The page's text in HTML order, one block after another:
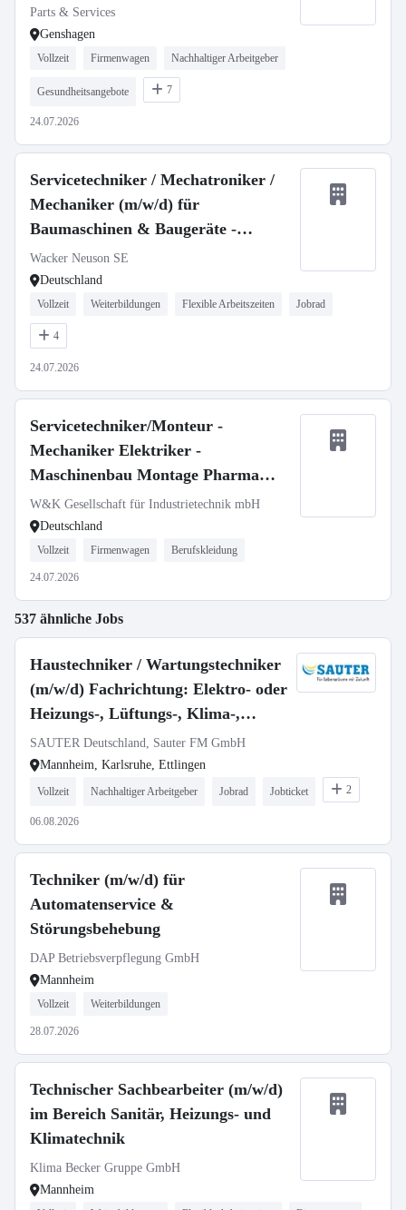
Parts & Services
Genshagen
Vollzeit Firmenwagen Nachhaltiger Arbeitgeber
Gesundheitsangebote 7
24.07.2026
Servicetechniker / Mechatroniker /
Mechaniker (m/w/d) für
Baumaschinen & Baugeräte -
stationär oder mobil
Wacker Neuson SE
Deutschland
Vollzeit Weiterbildungen Flexible Arbeitszeiten Jobrad
4
24.07.2026
Servicetechniker/Monteur -
Mechaniker Elektriker -
Maschinenbau Montage Pharma
Medizintechnik (m/w/d)
W&K Gesellschaft für Industrietechnik mbH
Deutschland
Vollzeit Firmenwagen Berufskleidung
24.07.2026
537 ähnliche Jobs
Haustechniker / Wartungstechniker
(m/w/d) Fachrichtung: Elektro- oder
Heizungs-, Lüftungs-, Klima-,
Sanitärtechnik
SAUTER Deutschland, Sauter FM GmbH
Mannheim, Karlsruhe, Ettlingen
Vollzeit Nachhaltiger Arbeitgeber Jobrad Jobticket 2
06.08.2026
Techniker (m/w/d) für
Automatenservice &
Störungsbehebung
DAP Betriebsverpflegung GmbH
Mannheim
Vollzeit Weiterbildungen
28.07.2026
Technischer Sachbearbeiter (m/w/d)
im Bereich Sanitär, Heizungs- und
Klimatechnik
Klima Becker Gruppe GmbH
Mannheim